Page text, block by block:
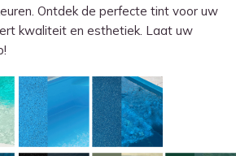
Ontdek de perfecte tint voor uw
kwaliteit en esthetiek. Laat uw